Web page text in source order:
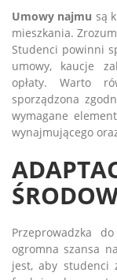
Umowy najmu są
mieszkania.
Studenci powinni
umowy, kaucje
opłaty. Warto
sporządzona
wymagane
wynajmującego
Przeprowadzka
ogromna szansa
jest, aby studenci